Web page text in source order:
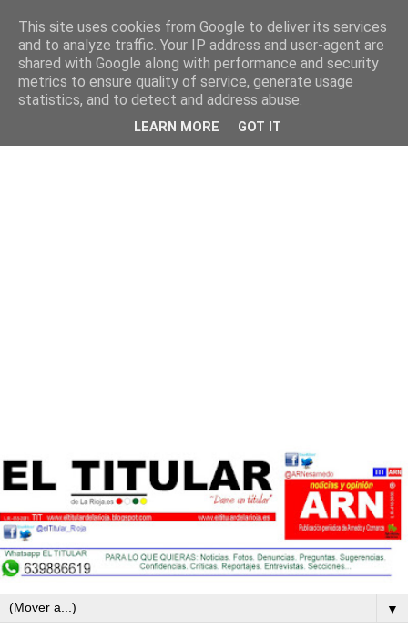
▼
This site uses cookies from Google to deliver its services
and to analyze traffic. Your IP address and user-agent are
shared with Google along with performance and security
metrics to ensure quality of service, generate usage
statistics, and to detect and address abuse.
LEARN MORE GOT IT